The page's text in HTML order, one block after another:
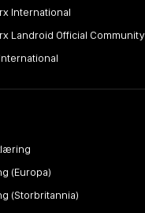
International
Landroid Official Community
(Europa)
(Storbritannia)